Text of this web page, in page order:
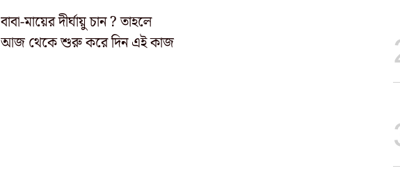
বাবা-মায়ের দীর্ঘায়ু চান ? তাহলে
আজ থেকে শুরু করে দিন এই কাজ